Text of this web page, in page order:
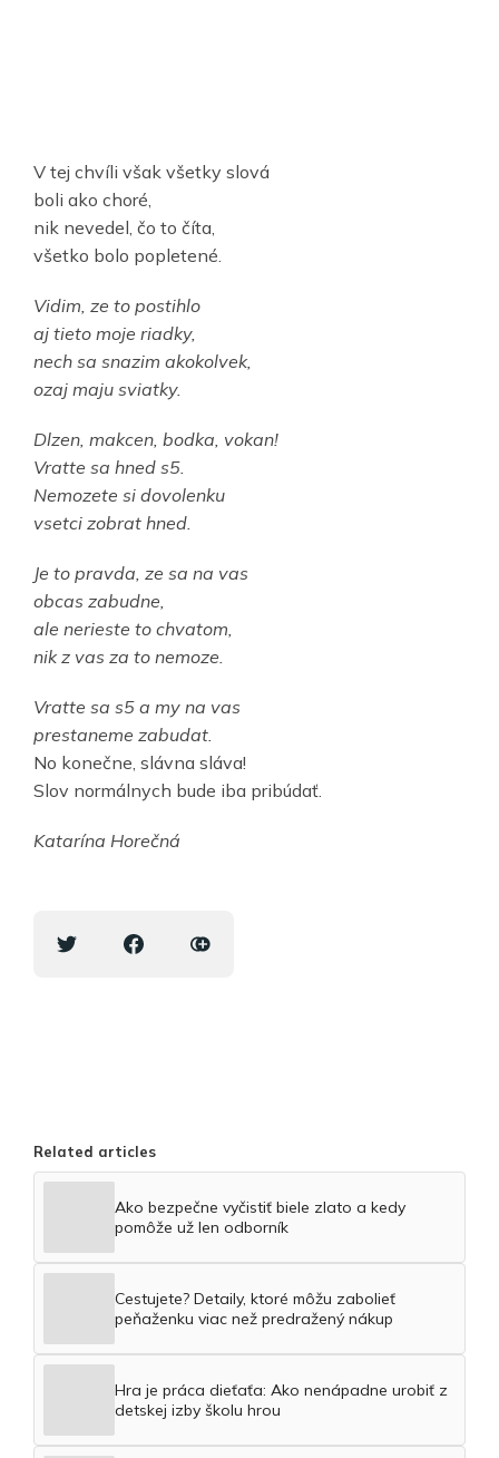
V tej chvíli však všetky slová
boli ako choré,
nik nevedel, čo to číta,
všetko bolo popletené.
Vidim, ze to postihlo
aj tieto moje riadky,
nech sa snazim akokolvek,
ozaj maju sviatky.
Dlzen, makcen, bodka, vokan!
Vratte sa hned s5.
Nemozete si dovolenku
vsetci zobrat hned.
Je to pravda, ze sa na vas
obcas zabudne,
ale nerieste to chvatom,
nik z vas za to nemoze.
Vratte sa s5 a my na vas
prestaneme zabudat.
No konečne, slávna sláva!
Slov normálnych bude iba pribúdať.
Katarína Horečná
Related articles
Ako bezpečne vyčistiť biele zlato a kedy
pomôže už len odborník
Cestujete? Detaily, ktoré môžu zabolieť
peňaženku viac než predražený nákup
Hra je práca dieťaťa: Ako nenápadne urobiť z
detskej izby školu hrou